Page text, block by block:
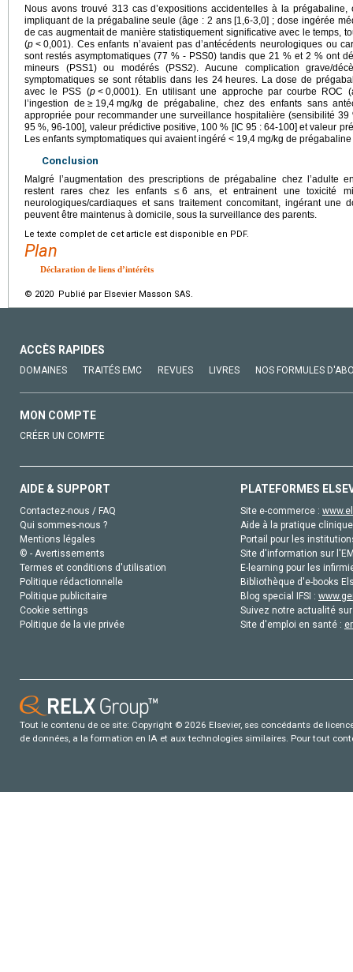
Nous avons trouvé 313 cas d’expositions accidentelles à la prégabaline,
impliquant de la prégabaline seule (âge : 2 ans [1,6-3,0] ; dose ingérée
de cas augmentait de manière statistiquement significative avec le temps,
(p < 0,001). Ces enfants n’avaient pas d’antécédents neurologiques ou
sont restés asymptomatiques (77 % - PSS0) tandis que 21 % et 2 % ont
mineurs (PSS1) ou modérés (PSS2). Aucune complication grave/
symptomatiques se sont rétablis dans les 24 heures. La dose de
avec le PSS (p < 0,0001). En utilisant une approche par courbe
l’ingestion de ≥ 19,4 mg/kg de prégabaline, chez des enfants sans
appropriée pour recommander une surveillance hospitalière (sensibilité
95 %, 96-100], valeur prédictive positive, 100 % [IC 95 : 64-100] et valeur
Les enfants symptomatiques qui avaient ingéré < 19,4 mg/kg de
Conclusion
Malgré l’augmentation des prescriptions de prégabaline chez l’adulte
restent rares chez les enfants ≤ 6 ans, et entrainent une toxicité
neurologiques/cardiaques et sans traitement concomitant, ingérant une
peuvent être maintenus à domicile, sous la surveillance des parents.
Le texte complet de cet article est disponible en PDF.
Plan
Déclaration de liens d’intérêts
© 2020 Publié par Elsevier Masson SAS.
ACCÈS RAPIDES
DOMAINES TRAITÉS EMC REVUES LIVRES NOS FORMULES
MON COMPTE
CRÉER UN COMPTE
AIDE & SUPPORT
Contactez-nous / FAQ
Qui sommes-nous ?
Mentions légales
© - Avertissements
Termes et conditions d'utilisation
Politique rédactionnelle
Politique publicitaire
Cookie settings
Politique de la vie privée
PLATEFORMES
Site e-commerce :
Aide à la pratique
Portail pour les
Site d'information sur
E-learning pour les
Bibliothèque d'e-books
Blog special IFSI :
Suivez notre actualité
Site d'emploi en santé :
Tout le contenu de ce site: Copyright © 2026 Elsevier, ses concédants de
de données, a la formation en IA et aux technologies similaires. Pour tout